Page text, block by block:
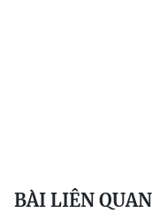
BÀI LIÊN QUAN